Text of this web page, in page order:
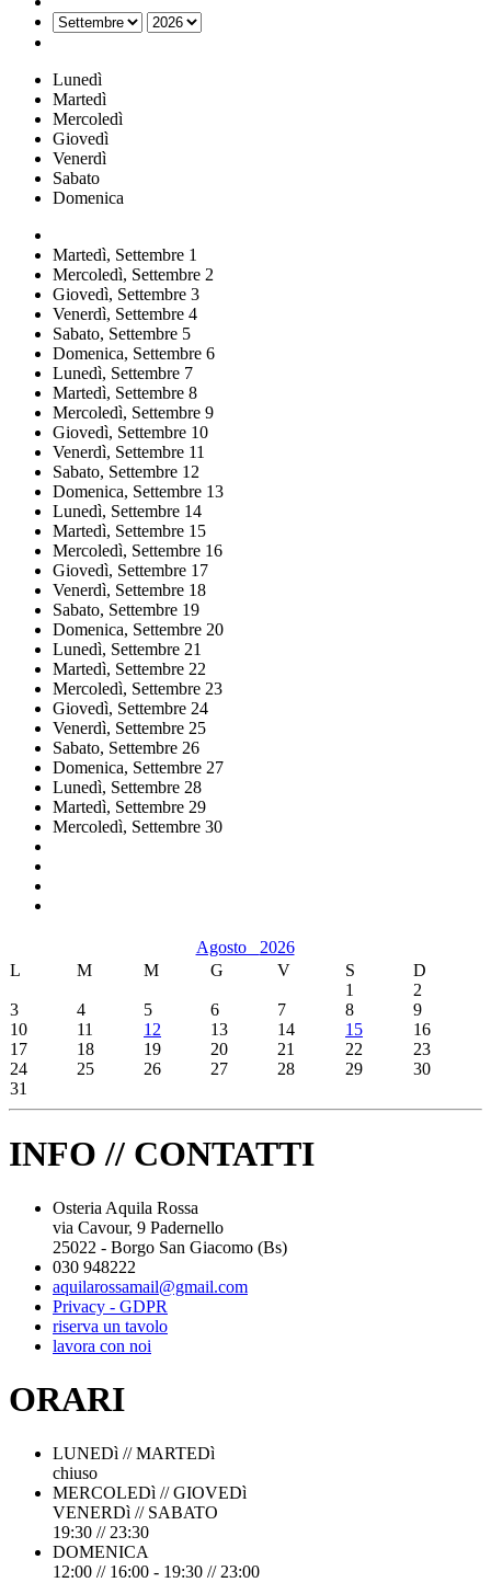
Lunedì
Martedì
Mercoledì
Giovedì
Venerdì
Sabato
Domenica
Martedì, Settembre 1
Mercoledì, Settembre 2
Giovedì, Settembre 3
Venerdì, Settembre 4
Sabato, Settembre 5
Domenica, Settembre 6
Lunedì, Settembre 7
Martedì, Settembre 8
Mercoledì, Settembre 9
Giovedì, Settembre 10
Venerdì, Settembre 11
Sabato, Settembre 12
Domenica, Settembre 13
Lunedì, Settembre 14
Martedì, Settembre 15
Mercoledì, Settembre 16
Giovedì, Settembre 17
Venerdì, Settembre 18
Sabato, Settembre 19
Domenica, Settembre 20
Lunedì, Settembre 21
Martedì, Settembre 22
Mercoledì, Settembre 23
Giovedì, Settembre 24
Venerdì, Settembre 25
Sabato, Settembre 26
Domenica, Settembre 27
Lunedì, Settembre 28
Martedì, Settembre 29
Mercoledì, Settembre 30
Agosto 2026
L
M M G V S
D
1
2
3
4 5 6 7 8
9
10
11 12 13 14 15
16
17
18 19 20 21 22
23
24
25 26 27 28 29
30
31
INFO // CONTATTI
Osteria Aquila Rossa
via Cavour, 9 Padernello
25022 - Borgo San Giacomo (Bs)
030 948222
aquilarossamail@gmail.com
Privacy - GDPR
riserva un tavolo
lavora con noi
ORARI
LUNEDì // MARTEDì
chiuso
MERCOLEDì // GIOVEDì
VENERDì // SABATO
19:30 // 23:30
DOMENICA
12:00 // 16:00 - 19:30 // 23:00